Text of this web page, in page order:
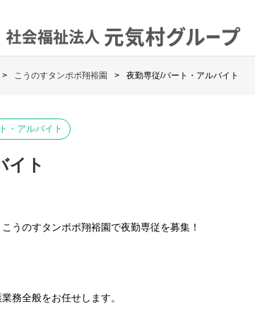
こうのすタンポポ翔裕園 夜勤専従/パート・アルバイト
・アルバイト
イト
うのすタンポポ翔裕園で夜勤専従を募集！
務全般をお任せします。